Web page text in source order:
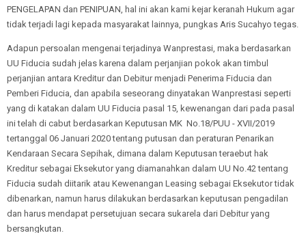
PENGELAPAN dan PENIPUAN, hal ini akan kami kejar keranah Hukum agar
tidak terjadi lagi kepada masyarakat lainnya, pungkas Aris Sucahyo tegas.
Adapun persoalan mengenai terjadinya Wanprestasi, maka berdasarkan
UU Fiducia sudah jelas karena dalam perjanjian pokok akan timbul
perjanjian antara Kreditur dan Debitur menjadi Penerima Fiducia dan
Pemberi Fiducia, dan apabila seseorang dinyatakan Wanprestasi seperti
yang di katakan dalam UU Fiducia pasal 15, kewenangan dari pada pasal
ini telah di cabut berdasarkan Keputusan MK No.18/PUU - XVII/2019
tertanggal 06 Januari 2020 tentang putusan dan peraturan Penarikan
Kendaraan Secara Sepihak, dimana dalam Keputusan teraebut hak
Kreditur sebagai Eksekutor yang diamanahkan dalam UU No.42 tentang
Fiducia sudah diitarik atau Kewenangan Leasing sebagai Eksekutor tidak
dibenarkan, namun harus dilakukan berdasarkan keputusan pengadilan
dan harus mendapat persetujuan secara sukarela dari Debitur yang
bersangkutan.